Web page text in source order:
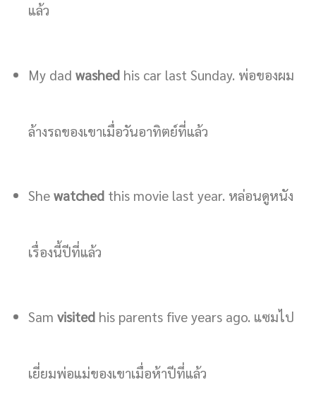
แล้ว
My dad washedhis car last Sunday. พ่อของผม
ล้างรถของเขาเมื่อวันอาทิตย์ที่แล้ว
She watchedthis movie last year. หล่อนดูหนัง
เรื่องนี้ปีที่แล้ว
Sam visitedhis parents five years ago. แซมไป
เยี่ยมพ่อแม่ของเขาเมื่อห้าปีที่แล้ว